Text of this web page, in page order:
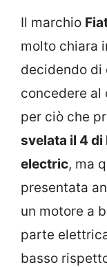
Il marchio
molto chiara
decidendo di
concedere
per ciò che
svelata il 4
electric, ma
presentata
un motore a
parte
basso